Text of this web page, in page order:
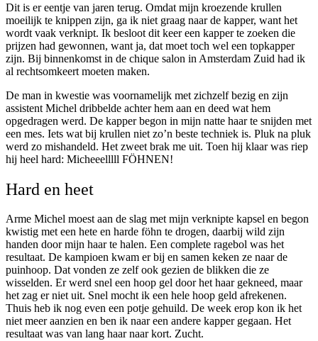
Dit is er eentje van jaren terug. Omdat mijn kroezende krullen
moeilijk te knippen zijn, ga ik niet graag naar de kapper, want het
wordt vaak verknipt. Ik besloot dit keer een kapper te zoeken die
prijzen had gewonnen, want ja, dat moet toch wel een topkapper
zijn. Bij binnenkomst in de chique salon in Amsterdam Zuid had ik
al rechtsomkeert moeten maken.
De man in kwestie was voornamelijk met zichzelf bezig en zijn
assistent Michel dribbelde achter hem aan en deed wat hem
opgedragen werd. De kapper begon in mijn natte haar te snijden met
een mes. Iets wat bij krullen niet zo’n beste techniek is. Pluk na pluk
werd zo mishandeld. Het zweet brak me uit. Toen hij klaar was riep
hij heel hard: Micheeelllll FÖHNEN!
Hard en heet
Arme Michel moest aan de slag met mijn verknipte kapsel en begon
kwistig met een hete en harde föhn te drogen, daarbij wild zijn
handen door mijn haar te halen. Een complete ragebol was het
resultaat. De kampioen kwam er bij en samen keken ze naar de
puinhoop. Dat vonden ze zelf ook gezien de blikken die ze
wisselden. Er werd snel een hoop gel door het haar gekneed, maar
het zag er niet uit. Snel mocht ik een hele hoop geld afrekenen.
Thuis heb ik nog even een potje gehuild. De week erop kon ik het
niet meer aanzien en ben ik naar een andere kapper gegaan. Het
resultaat was van lang haar naar kort. Zucht.